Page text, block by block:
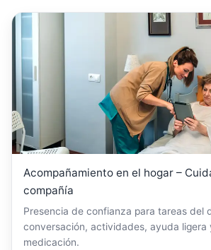
Acompañamiento en el hogar –
compañía
Presencia de confianza para tareas del
conversación, actividades, ayuda
medicación.